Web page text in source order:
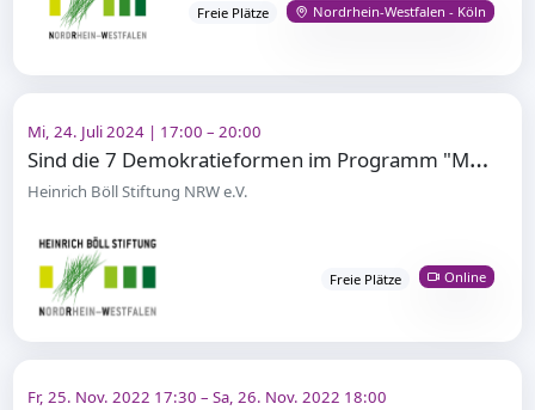
Freie Plätze Nordrhein-Westfalen - Köln
Mi, 24. Juli 2024 | 17:00 – 20:00
S
ind die 7 Demokratieformen im Programm "Mehr als eine Demokratie" noch aktuell?
Heinrich Böll Stiftung NRW e.V.
Freie Plätze Online
Fr, 25. Nov. 2022 17:30 – Sa, 26. Nov. 2022 18:00